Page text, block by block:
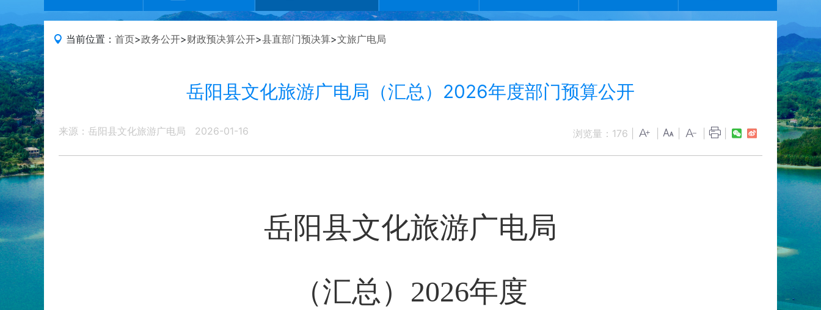
当前位置： 首页>政务公开>财政预决算公开>县直部门预决算>文旅广电局
岳阳县文化旅游广电局（汇总）2026年度部门预算公开
来源：岳阳县文化旅游广电局 2026-01-16 浏览量： 176
岳阳县文化旅游广电局
（汇总） 2026年度